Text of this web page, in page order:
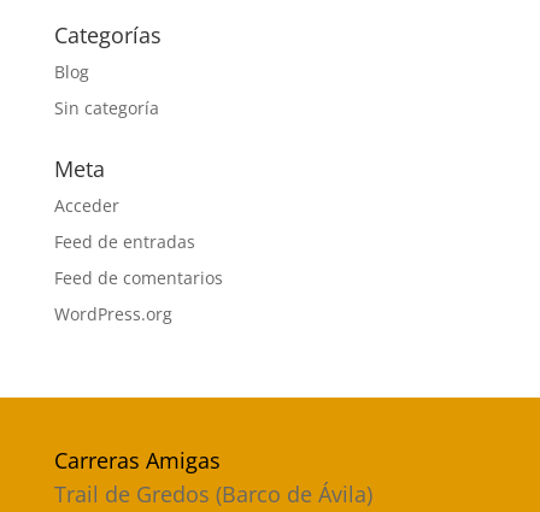
Categorías
Blog
Sin categoría
Meta
Acceder
Feed de entradas
Feed de comentarios
WordPress.org
Carreras Amigas
Trail de Gredos (Barco de Ávila)